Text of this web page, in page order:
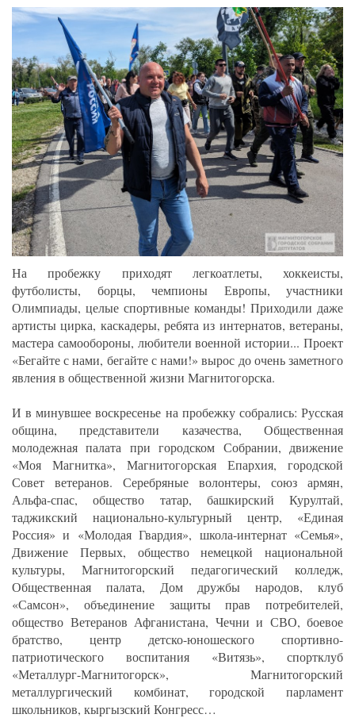
На пробежку приходят легкоатлеты, хоккеисты,
футболисты, борцы, чемпионы Европы, участники
Олимпиады, целые спортивные команды! Приходили даже
артисты цирка, каскадеры, ребята из интернатов, ветераны,
мастера самообороны, любители военной истории... Проект
«Бегайте с нами, бегайте с нами!» вырос до очень заметного
явления в общественной жизни Магнитогорска.
И в минувшее воскресенье на пробежку собрались: Русская
община, представители казачества, Общественная
молодежная палата при городском Собрании, движение
«Моя Магнитка», Магнитогорская Епархия, городской
Совет ветеранов. Серебряные волонтеры, союз армян,
Альфа-спас, общество татар, башкирский Курултай,
таджикский национально-культурный центр, «Единая
Россия» и «Молодая Гвардия», школа-интернат «Семья»,
Движение Первых, общество немецкой национальной
культуры, Магнитогорский педагогический колледж,
Общественная палата, Дом дружбы народов, клуб
«Самсон», объединение защиты прав потребителей,
общество Ветеранов Афганистана, Чечни и СВО, боевое
братство, центр детско-юношеского спортивно-
патриотического воспитания «Витязь», спортклуб
«Металлург-Магнитогорск», Магнитогорский
металлургический комбинат, городской парламент
школьников, кыргызский Конгресс…